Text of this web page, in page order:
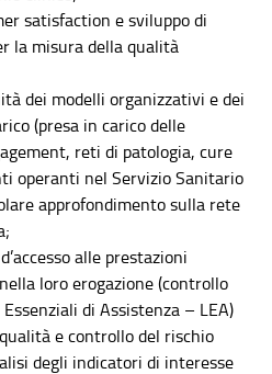
satisfaction e sviluppo di
la misura della qualità
dei modelli organizzativi e dei
(presa in carico delle
reti di patologia, cure
operanti nel Servizio Sanitario
approfondimento sulla rete
alle prestazioni
loro erogazione (controllo
di Assistenza – LEA)
e controllo del rischio
degli indicatori di interesse